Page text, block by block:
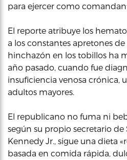
para ejercer como
El reporte atribuye los
a los constantes apretones
hinchazón en los tobillos ha
año pasado, cuando fue
insuficiencia venosa crónica,
adultos mayores.
El republicano no fuma ni
según su propio secretario de
Kennedy Jr., sigue una dieta
basada en comida rápida,